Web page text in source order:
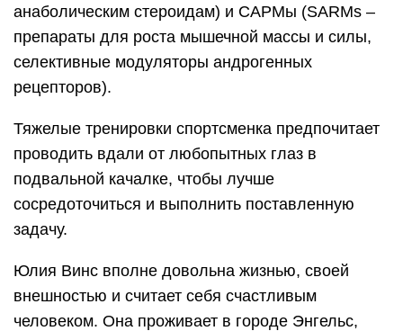
анаболическим стероидам) и САРМы (SARMs –
препараты для роста мышечной массы и силы,
селективные модуляторы андрогенных
рецепторов).
Тяжелые тренировки спортсменка предпочитает
проводить вдали от любопытных глаз в
подвальной качалке, чтобы лучше
сосредоточиться и выполнить поставленную
задачу.
Юлия Винс вполне довольна жизнью, своей
внешностью и считает себя счастливым
человеком. Она проживает в городе Энгельс,